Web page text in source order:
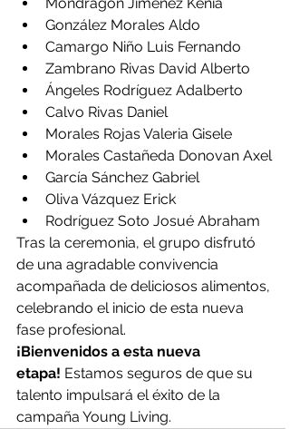
González Morales Aldo
Camargo Niño Luis Fernando
Zambrano Rivas David Alberto
Ángeles Rodríguez Adalberto
Calvo Rivas Daniel
Morales Rojas Valeria Gisele
Morales Castañeda Donovan Axel
García Sánchez Gabriel
Oliva Vázquez Erick
Rodríguez Soto Josué Abraham
Tras la ceremonia, el grupo disfrutó
de una agradable convivencia
acompañada de deliciosos alimentos,
celebrando el inicio de esta nueva
fase profesional.
¡Bienvenidos a esta nueva
etapa! Estamos seguros de que su
talento impulsará el éxito de la
campaña Young Living.